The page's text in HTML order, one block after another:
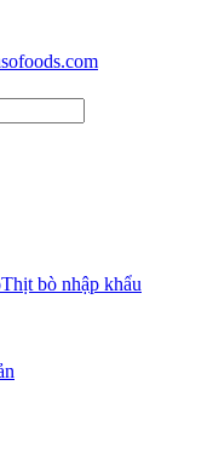
Thịt bò nhập khẩu